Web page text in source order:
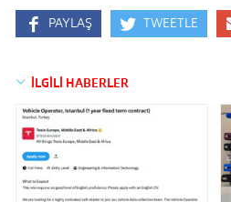
PAYLAŞ TWEETLE
İLGİLİ HABERLER